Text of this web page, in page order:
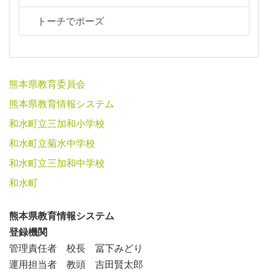
トーチでポーズ
熊本県教育委員会
熊本県教育情報システム
和水町立三加和小学校
和水町立菊水中学校
和水町立三加和中学校
和水町
熊本県教育情報システム
登録機関
管理責任者 校長 冨下みどり
運用担当者 教頭 吉田賢太郎